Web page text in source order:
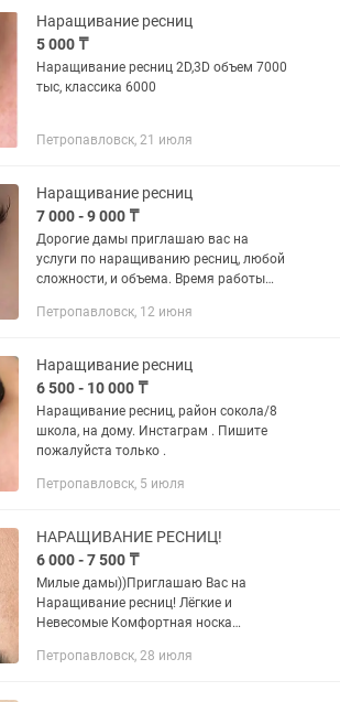
Наращивание ресниц
5 000 ₸
Наращивание ресниц 2D,3D объем 7000
тыс, классика 6000
Петропавловск, 21 июля
Наращивание ресниц
7 000 - 9 000 ₸
Дорогие дамы приглашаю вас на
услуги по наращиванию ресниц, любой
сложности, и объема. Время работы
исходника. Район вокзала. Классика
Петропавловск, 12 июня
Наращивание ресниц
6 500 - 10 000 ₸
Наращивание ресниц, район сокола/8
школа, на дому. Инстаграм . Пишите
пожалуйста только .
Петропавловск, 5 июля
НАРАЩИВАНИЕ РЕСНИЦ!
6 000 - 7 500 ₸
Милые дамы))Приглашаю Вас на
Наращивание ресниц! Лёгкие и
Невесомые Комфортная носка
работаю с выездом на дом 🏠 Стаж
Петропавловск, 28 июля